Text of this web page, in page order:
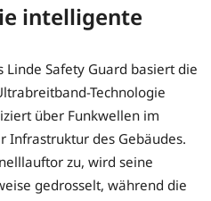
intelligente
Linde Safety Guard basiert die
Technologie
über Funkwellen im
Infrastruktur des Gebäudes.
zu, wird seine
gedrosselt, während die